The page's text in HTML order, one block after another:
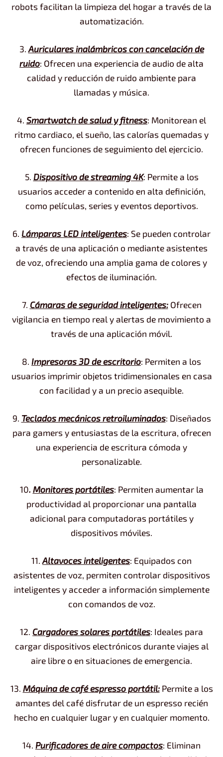
robots facilitan la limpieza del hogar a través de la
automatización.
3. Auriculares inalámbricos con cancelación de
ruido: Ofrecen una experiencia de audio de alta
calidad y reducción de ruido ambiente para
llamadas y música.
4. Smartwatch de salud y fitness: Monitorean el
ritmo cardiaco, el sueño, las calorías quemadas y
ofrecen funciones de seguimiento del ejercicio.
5. Dispositivo de streaming 4K: Permite a los
usuarios acceder a contenido en alta definición,
como películas, series y eventos deportivos.
6. Lámparas LED inteligentes: Se pueden controlar
a través de una aplicación o mediante asistentes
de voz, ofreciendo una amplia gama de colores y
efectos de iluminación.
7. Cámaras de seguridad inteligentes:Ofrecen
vigilancia en tiempo real y alertas de movimiento a
través de una aplicación móvil.
8. Impresoras 3D de escritorio: Permiten a los
usuarios imprimir objetos tridimensionales en casa
con facilidad y a un precio asequible.
9. Teclados mecánicos retroiluminados: Diseñados
para gamers y entusiastas de la escritura, ofrecen
una experiencia de escritura cómoda y
personalizable.
10. Monitores portátiles: Permiten aumentar la
productividad al proporcionar una pantalla
adicional para computadoras portátiles y
dispositivos móviles.
11. Altavoces inteligentes: Equipados con
asistentes de voz, permiten controlar dispositivos
inteligentes y acceder a información simplemente
con comandos de voz.
12. Cargadores solares portátiles: Ideales para
cargar dispositivos electrónicos durante viajes al
aire libre o en situaciones de emergencia.
13. Máquina de café espresso portátil:Permite a los
amantes del café disfrutar de un espresso recién
hecho en cualquier lugar y en cualquier momento.
14. Purificadores de aire compactos: Eliminan